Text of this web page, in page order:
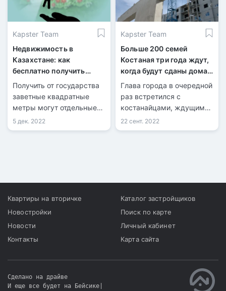
Kapster Team
Недвижимость в
Казахстане: как
бесплатно получить
жилье?
Получить от государства
заветные квадратные
метры могут отдельные
слои населения,
воспользовавшись
5 дек. 2022
Kapster Team
Больше 200 семей
Костаная три года ждут,
когда будут сданы дома
по госпрограмме
​Глава города в очередной
раз встретился с
костанайцами, ждущими
завершения
строительства.
22 сент. 2022
Квартиры на вторичке
Новостройки
Новости
Контакты
Каталог застройщиков
Поиск по карте
Личный кабинет
Карта сайта
Сделано на драйве
И еще все будет на Бейсике